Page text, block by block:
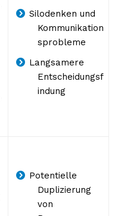
Silodenken und
Kommunikation
sprobleme
Langsamere
Entscheidungsf
indung
Potentielle
Duplizierung
von